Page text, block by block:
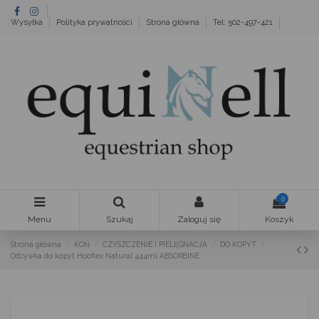
Wysyłka Polityka prywatności Strona główna Tel: 502-497-421
Menu Szukaj Zaloguj się
0
Koszyk
Strona główna KOŃ CZYSZCZENIE I PIELĘGNACJA
DO KOPYT
Odżywka do kopyt Hooflex Natural 444ml ABSORBINE